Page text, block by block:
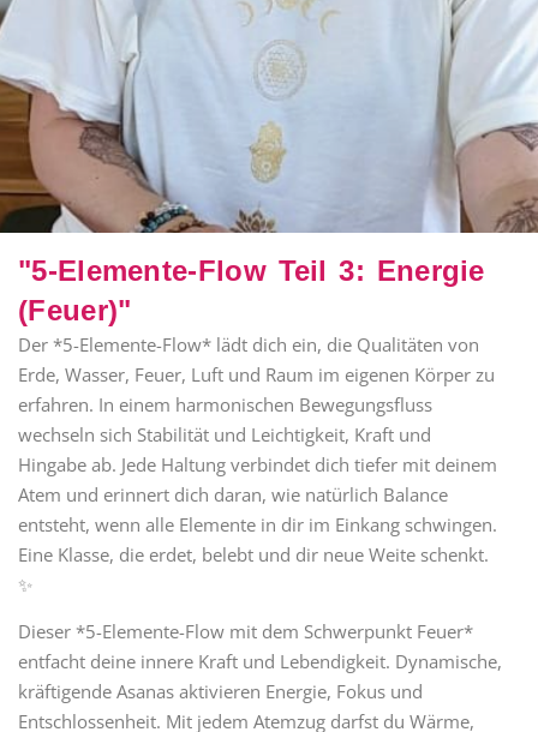
"5-Elemente-Flow Teil 3: Energie
(Feuer)"
Der *5-Elemente-Flow* lädt dich ein, die Qualitäten von
Erde, Wasser, Feuer, Luft und Raum im eigenen Körper zu
erfahren. In einem harmonischen Bewegungsfluss
wechseln sich Stabilität und Leichtigkeit, Kraft und
Hingabe ab. Jede Haltung verbindet dich tiefer mit deinem
Atem und erinnert dich daran, wie natürlich Balance
entsteht, wenn alle Elemente in dir im Einkang schwingen.
Eine Klasse, die erdet, belebt und dir neue Weite schenkt.
✨
Dieser *5-Elemente-Flow mit dem Schwerpunkt Feuer*
entfacht deine innere Kraft und Lebendigkeit. Dynamische,
kräftigende Asanas aktivieren Energie, Fokus und
Entschlossenheit. Mit jedem Atemzug darfst du Wärme,